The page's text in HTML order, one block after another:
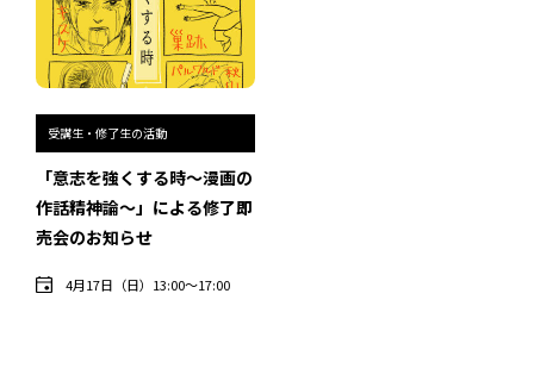
受講生・修了生の活動
「意志を強くする時〜漫画の
作話精神論〜」による修了即
売会のお知らせ
4月17日（日）13:00〜17:00